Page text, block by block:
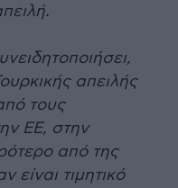
απειλής
τους
ΕΕ, στην
από της
είναι τιμητικό